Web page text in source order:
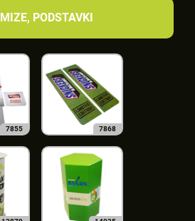
MIZE, PODSTAVKI
7855 7868